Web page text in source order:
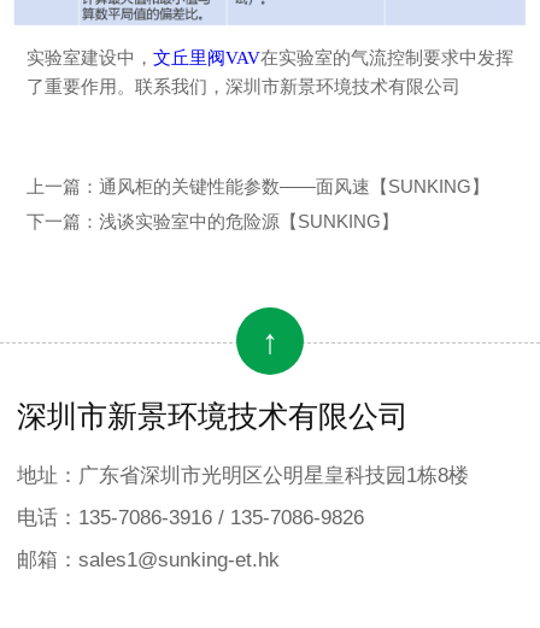
实验室建设中， 文丘里阀VAV在实验室的气流控制要求中发挥
了重要作用。联系我们，深圳市新景环境技术有限公司
上一篇： 通风柜的关键性能参数——面风速【SUNKING】
下一篇： 浅谈实验室中的危险源【SUNKING】
↑
深圳市新景环境技术有限公司
地址：广东省深圳市光明区公明星皇科技园1栋8楼
电话：135-7086-3916 / 135-7086-9826
邮箱：sales1@sunking-et.hk